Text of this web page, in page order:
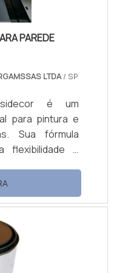
PAREDE
LTDA/ SP
é um
para pintura e
Sua fórmula
flexibilidade e
repelente,
a umidade,
e internas.
das
melhora
o mofo,